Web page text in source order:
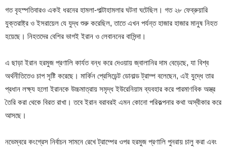
গত বৃহস্পতিবারও একই ধরনের হামলা-পাল্টাহামলার ঘটনা ঘটেছিল। গত ২৮ ফেব্রুয়ারি
যুক্তরাষ্ট্র ও ইসরায়েল যে যুদ্ধ শুরু করেছিল, তাতে এখন পর্যন্ত হাজার হাজার মানুষ নিহত
হয়েছে। নিহতদের বেশির ভাগই ইরান ও লেবাননের বাসিন্দা।
এ ছাড়া ইরান হরমুজ প্রণালি কার্যত বন্ধ করে দেওয়ায় জ্বালানির দাম বেড়েছে, যা বিশ্ব
অর্থনীতিতেও চাপ সৃষ্টি করেছে। মার্কিন প্রেসিডেন্ট ডোনাল্ড ট্রাম্প বলেছেন, এই যুদ্ধে তার
প্রধান লক্ষ্য হলো ইরানকে উচ্চমাত্রায় সমৃদ্ধ ইউরেনিয়াম ব্যবহার করে পারমাণবিক অস্ত্র
তৈরি করা থেকে বিরত রাখা। তবে ইরান বরাবরই এমন কোনো পরিকল্পনার কথা অস্বীকার করে
আসছে।
নভেম্বরে কংগ্রেস নির্বাচন সামনে রেখে ট্রাম্পের ওপর হরমুজ প্রণালি পুনরায় চালু করা এবং